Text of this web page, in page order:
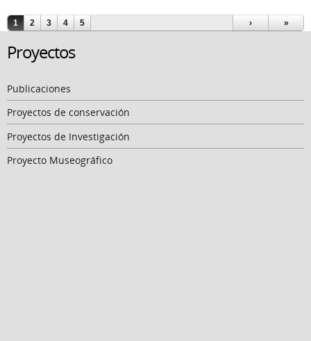
Páginas
1 2 3 4 5 › »
Proyectos
Publicaciones
Proyectos de conservación
Proyectos de Investigación
Proyecto Museográfico